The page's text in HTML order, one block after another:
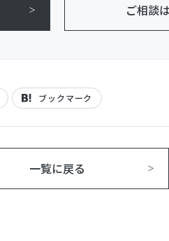
ご相談
ブックマーク
一覧に戻る